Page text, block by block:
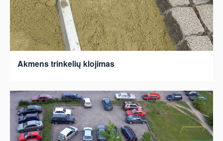
Akmens trinkelių klojimas